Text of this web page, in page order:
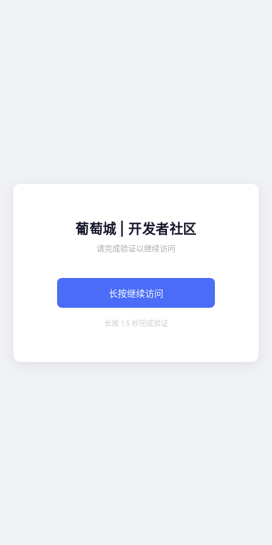
葡萄城 | 开发者社区
请完成验证以继续访问
长按继续访问
长按 1.5 秒完成验证